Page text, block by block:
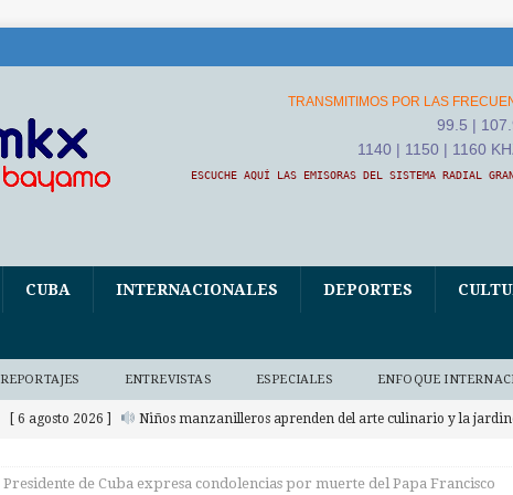
TRANSMITIMOS POR LAS
99.5 |
1140 | 1150 | 1160
ESCUCHE AQUÍ LAS EMISORAS DEL SISTEMA RADIAL
CUBA INTERNACIONALES DEPORTES
REPORTAJES ENTREVISTAS ESPECIALES ENFOQUE
[ 6 agosto 2026 ] Niños manzanilleros aprenden del arte culinario y la
Presidente de Cuba expresa condolencias por muerte del Papa Francisco